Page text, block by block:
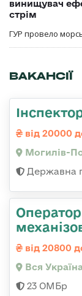
винищувач
стрім
ГУР провело
ВАКАНСІЇ
від 20000
Могилів-
Державна
від 20800
Вся
23 ОМБр